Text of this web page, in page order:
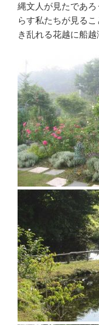
縄文人が見たであ
らす私たちが見る
き乱れる花越に船越